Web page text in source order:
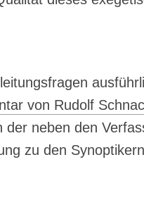
von Rudolf
neben den
zu den